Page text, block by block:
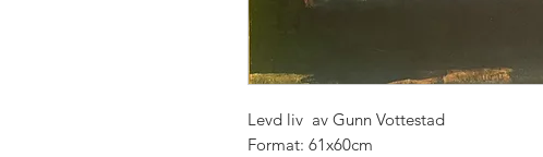
Levd liv av Gunn Vottestad
Format: 61x60cm